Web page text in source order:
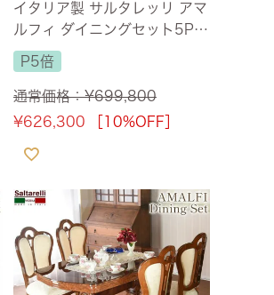
イタリア製 サルタレッリ アマ
ルフィ ダイニングセット5P P
VCチェア アイボリー 幅145c
m 【送料無料】
P5倍
通常価格：¥699,800
¥626,300 ［10%OFF］